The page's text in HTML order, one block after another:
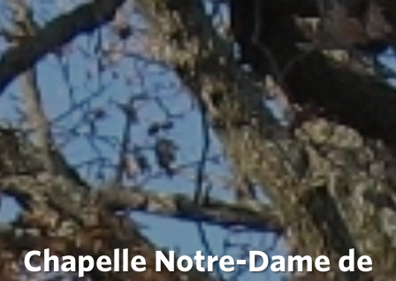
Chapelle Notre-Dame de